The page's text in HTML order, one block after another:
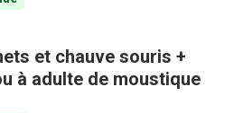
et chauve souris +
à adulte de moustique